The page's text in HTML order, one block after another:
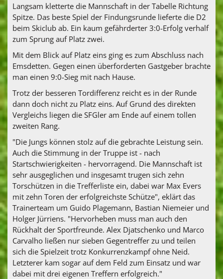
Langsam kletterte die Mannschaft in der Tabelle Richtung
Spitze. Das beste Spiel der Findungsrunde lieferte die D2
beim Skiclub ab. Ein kaum gefährderter 3:0-Erfolg verhalf
zum Sprung auf Platz zwei.
Mit dem Blick auf Platz eins ging es zum Abschluss nach
Emsdetten. Gegen einen überforderten Gastgeber brachte
man einen 9:0-Sieg mit nach Hause.
Trotz der besseren Tordifferenz reicht es in der Runde
dann doch nicht zu Platz eins. Auf Grund des direkten
Vergleichs liegen die SFGler am Ende auf einem tollen
zweiten Rang.
"Die Jungs können stolz auf die gebrachte Leistung sein.
Auch die Stimmung in der Truppe ist - nach
Startschwierigkeiten - hervorragend. Die Mannschaft ist
sehr ausgeglichen und insgesamt trugen sich zehn
Torschützen in die Trefferliste ein, dabei war Max Evers
mit zehn Toren der erfolgreichste Schütze", eklärt das
Trainerteam um Guido Plagemann, Bastian Niemeier und
Holger Jürriens. "Hervorheben muss man auch den
Rückhalt der Sportfreunde. Alex Djatschenko und Marco
Carvalho ließen nur sieben Gegentreffer zu und teilen
sich die Spielzeit trotz Konkurrenzkampf ohne Neid.
Letzterer kam sogar auf dem Feld zum Einsatz und war
dabei mit drei eigenen Treffern erfolgreich."